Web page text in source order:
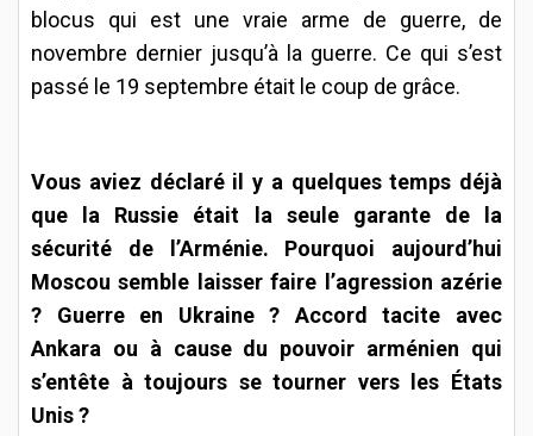
blocus qui est une vraie arme de guerre, de
novembre dernier jusqu’à la guerre. Ce qui s’est
passé le 19 septembre était le coup de grâce.
Vous aviez déclaré il y a quelques temps déjà
que la Russie était la seule garante de la
sécurité de l’Arménie. Pourquoi aujourd’hui
Moscou semble laisser faire l’agression azérie
? Guerre en Ukraine ? Accord tacite avec
Ankara ou à cause du pouvoir arménien qui
s’entête à toujours se tourner vers les États
Unis ?